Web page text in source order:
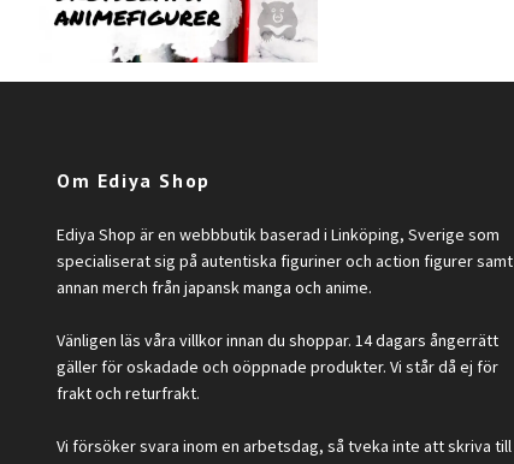
Om Ediya Shop
Ediya Shop är en webbbutik baserad i Linköping, Sverige som
specialiserat sig på autentiska figuriner och action figurer samt
annan merch från japansk manga och anime.
Vänligen läs våra villkor innan du shoppar. 14 dagars ångerrätt
gäller för oskadade och oöppnade produkter. Vi står då ej för
frakt och returfrakt.
Vi försöker svara inom en arbetsdag, så tveka inte att skriva till